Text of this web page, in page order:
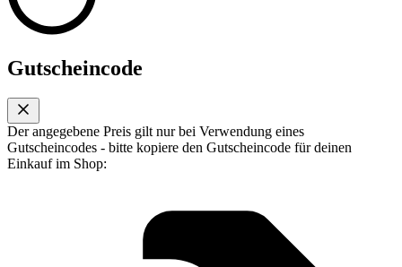
Gutscheincode
Der angegebene Preis gilt nur bei Verwendung eines
Gutscheincodes - bitte kopiere den Gutscheincode für deinen
Einkauf im Shop: